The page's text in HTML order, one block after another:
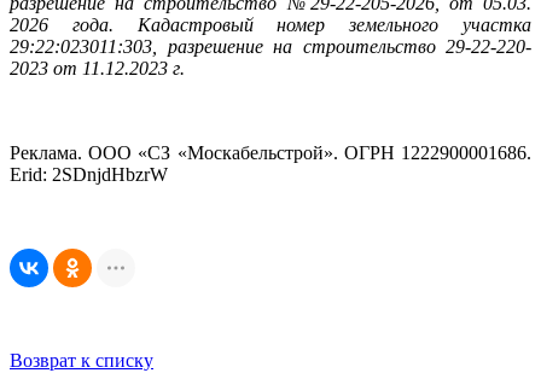
2026 года. Кадастровый номер земельного участка
29:22:023011:303, разрешение на строительство 29-22-220-
2023 от 11.12.2023 г.
Реклама. ООО «СЗ «Москабельстрой». ОГРН 1222900001686.
Erid: 2SDnjdHbzrW
Возврат к списку